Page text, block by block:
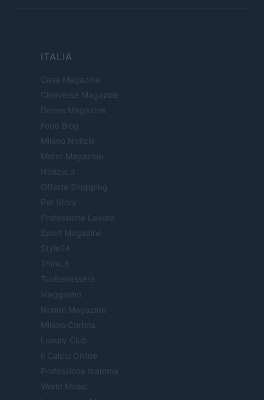
ITALIA
Casa Magazine
Cineverse Magazine
Donne Magazine
Food Blog
Milano Notizie
Motor Magazine
Notizie.it
Offerte Shopping
Pet Story
Professione Lavoro
Sport Magazine
Style24
Think.it
Tuobenessere
Viaggiamo
Nonne Magazine
Milano Cortina
Luxury Club
Il Calcio Online
Professione mamma
World Music